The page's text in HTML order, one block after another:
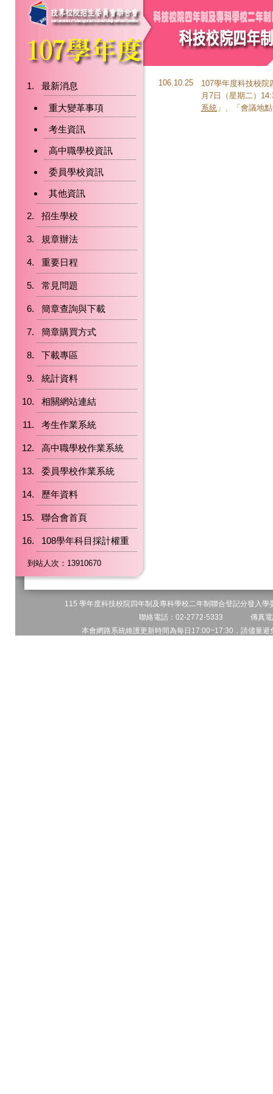
最新消息
重大變革事項
考生資訊
高中職學校資訊
委員學校資訊
其他資訊
招生學校
規章辦法
重要日程
常見問題
簡章查詢與下載
簡章購買方式
下載專區
統計資料
相關網站連結
考生作業系統
高中職學校作業系統
委員學校作業系統
歷年資料
聯合會首頁
108學年科目採計權重
到站人次：13910670
106.10.25
107學年度科技校院
月7日（星期二）
系統 」、「 會議地
115 學年度科技校院四年制及專科學校二年制聯合登記分發
聯絡電話：02-2772-5333 傳真
本會網路系統維護更新時間為每日17:00~17:30，請儘量